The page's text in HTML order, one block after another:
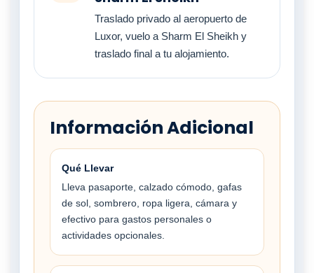
Traslado privado al aeropuerto de
Luxor, vuelo a Sharm El Sheikh y
traslado final a tu alojamiento.
Información Adicional
Qué Llevar
Lleva pasaporte, calzado cómodo, gafas
de sol, sombrero, ropa ligera, cámara y
efectivo para gastos personales o
actividades opcionales.